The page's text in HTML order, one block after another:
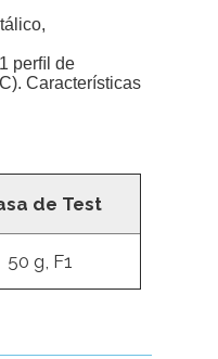
perﬁl de
Características
de Test
50 g, F1